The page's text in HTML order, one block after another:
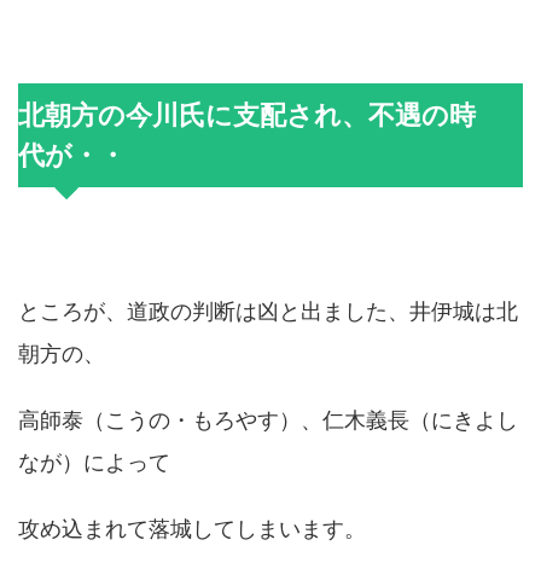
北朝方の今川氏に支配され、不遇の時
代が・・
ところが、道政の判断は凶と出ました、井伊城は北
朝方の、
高師泰（こうの・もろやす）、仁木義長（にきよし
なが）によって
攻め込まれて落城してしまいます。